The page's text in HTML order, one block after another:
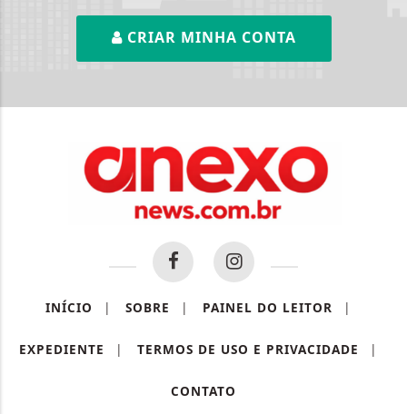
CRIAR MINHA CONTA
INÍCIO | SOBRE | PAINEL DO LEITOR |
EXPEDIENTE | TERMOS DE USO E PRIVACIDADE |
CONTATO
Termos de Uso e Privacidade